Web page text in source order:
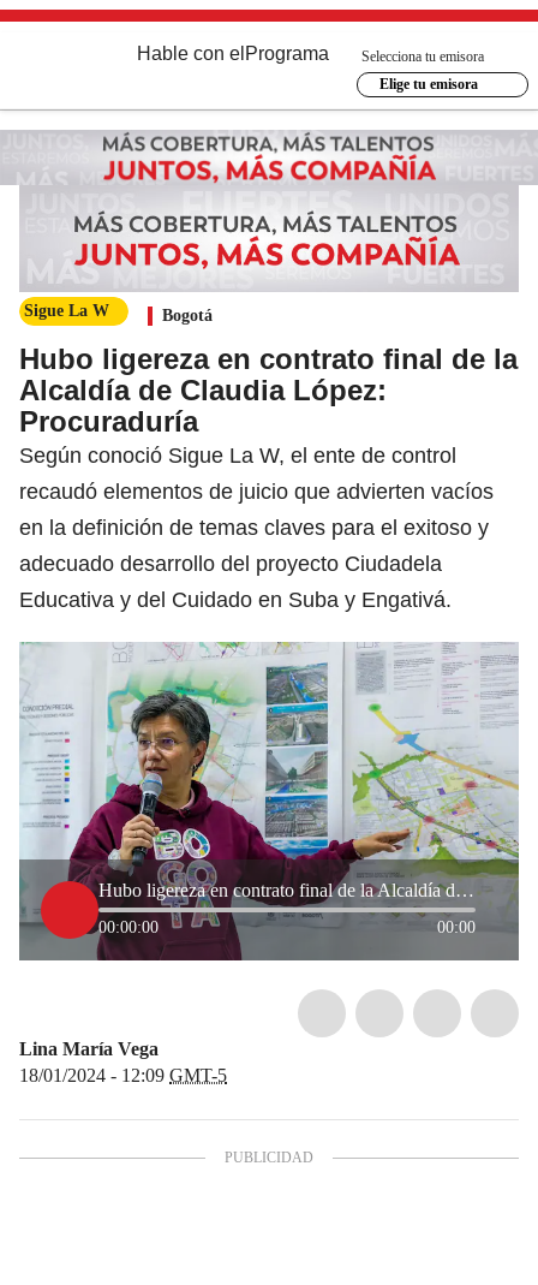
Hable con el Programa
Selecciona tu emisora
Elige tu emisora
Sigue La W Bogotá
Hubo ligereza en contrato final de la
Alcaldía de Claudia López:
Procuraduría
Según conoció Sigue La W, el ente de control
recaudó elementos de juicio que advierten vacíos
en la definición de temas claves para el exitoso y
adecuado desarrollo del proyecto Ciudadela
Educativa y del Cuidado en Suba y Engativá.
Hubo ligereza en contrato final de la Alcaldía de Claudia López: Procuraduría
00:00:00 00:00
Lina María Vega
18/01/2024 - 12:09 GMT-5